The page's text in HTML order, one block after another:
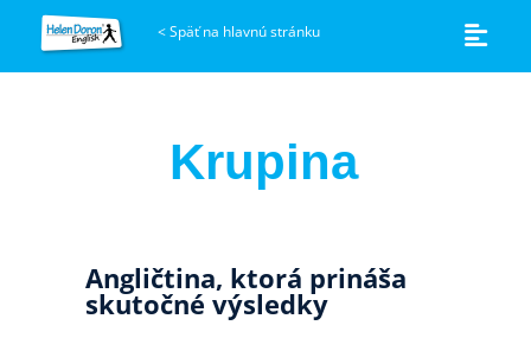
<Späť na hlavnú stránku
Krupina
Angličtina, ktorá prináša
skutočné výsledky